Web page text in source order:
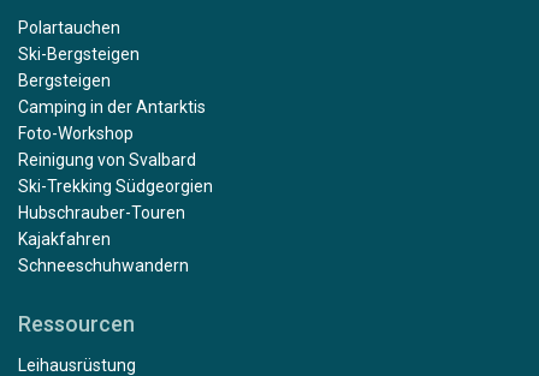
Polartauchen
Ski-Bergsteigen
Bergsteigen
Camping in der Antarktis
Foto-Workshop
Reinigung von Svalbard
Ski-Trekking Südgeorgien
Hubschrauber-Touren
Kajakfahren
Schneeschuhwandern
Ressourcen
Leihausrüstung